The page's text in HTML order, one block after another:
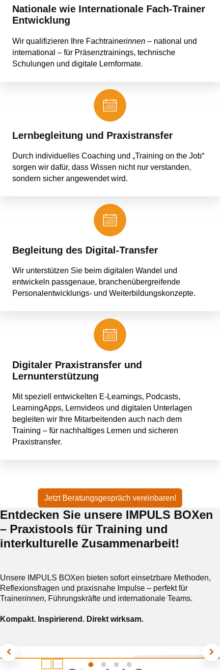
Nationale wie Internationale Fach-Trainer
Entwicklung
Wir qualifizieren Ihre Fachtrainerinnen– national und
international – für Präsenztrainings, technische
Schulungen und digitale Lernformate.
Lernbegleitung und Praxistransfer
Durch individuelles Coaching und „Training on the Job“
sorgen wir dafür, dass Wissen nicht nur verstanden,
sondern sicher angewendet wird.
Begleitung des Digital-Transfer
Wir unterstützen Sie beim digitalen Wandel und
entwickeln passgenaue, branchenübergreifende
Personalentwicklungs- und Weiterbildungskonzepte.
Digitaler Praxistransfer und
Lernunterstützung
Mit speziell entwickelten E-Learnings, Podcasts,
LearningApps, Lernvideos und digitalen Unterlagen
begleiten wir Ihre Mitarbeitenden auch nach dem
Training – für nachhaltiges Lernen und sicheren
Praxistransfer.
Jetzt Beratungsgespräch vereinbaren!
Entdecken Sie unsere IMPULS BOXen
– Praxistools für Training und
interkulturelle Zusammenarbeit!
Unsere IMPULS BOXen bieten sofort einsetzbare Methoden,
Reflexionsfragen und praxisnahe Impulse – perfekt für
Trainerinnen, Führungskräfte und internationale Teams.
Kompakt. Inspirierend. Direkt wirksam.